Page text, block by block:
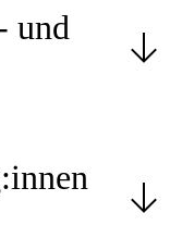
und